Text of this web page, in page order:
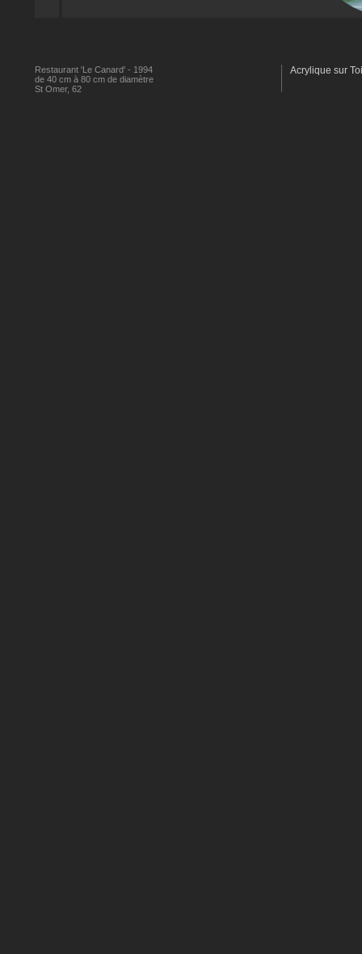
Restaurant 'Le Canard' - 1994
de 40 cm à 80 cm de diamètre
St Omer, 62
Acrylique sur